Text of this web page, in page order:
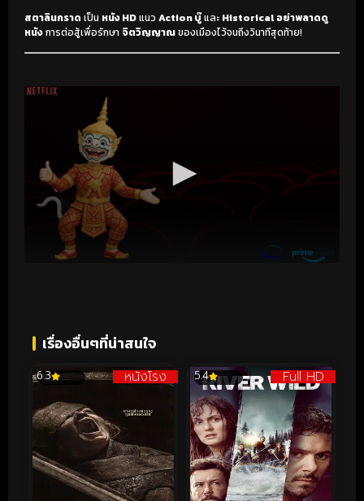
สตาลินกราด เป็น หนัง HDแนว Action บู๊และ Historical อย่าพลาดดู
หนังการต่อสู้เพื่อรักษา จิตวิญญาณของเมืองไว้จนถึงวินาทีสุดท้าย!
เรื่องอื่นๆที่น่าสนใจ
หนังโรง
6.3 Full HD
5.4